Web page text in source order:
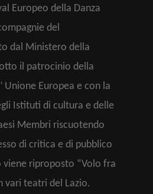
Europeo della Danza
del
dal Ministero della
il patrocinio della
Unione Europea e con la
Istituti di cultura e delle
Membri riscuotendo
di critica e di pubblico
viene riproposto “Volo fra
vari teatri del Lazio.